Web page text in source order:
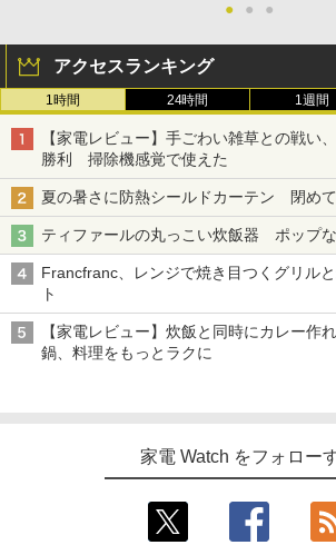
● ● ●
アクセスランキング
1時間 24時間 1週間
【家電レビュー】手ごわい雑草との戦い
勝利 掃除機感覚で使えた
夏の暑さに防熱シールドカーテン 閉め
ティファールの丸っこい炊飯器 ポップ
Francfranc、レンジで焼き目つくグリル
ト
【家電レビュー】炊飯と同時にカレー作
鍋、料理をもっとラクに
家電 Watch をフォロー